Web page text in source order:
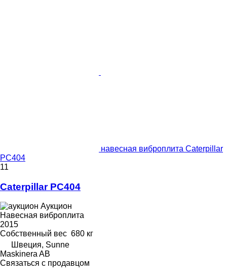
навесная виброплита Caterpillar
PC404
11
Caterpillar PC404
Аукцион
Навесная виброплита
2015
Собственный вес 680 кг
Швеция, Sunne
Maskinera AB
Связаться с продавцом